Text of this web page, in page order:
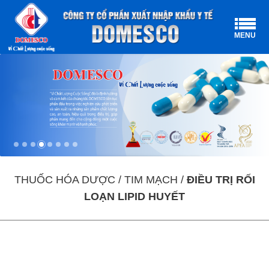
MENU
THUỐC HÓA DƯỢC / TIM MẠCH / ĐIỀU TRỊ RỐI
LOẠN LIPID HUYẾT